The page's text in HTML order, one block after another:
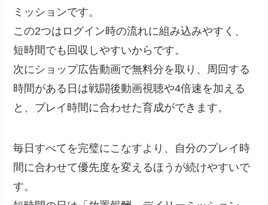
ミッションです。
この2つはログイン時の流れに組み込みやすく、
短時間でも回収しやすいからです。
次にショップ広告動画で無料分を取り、周回する
時間がある日は戦闘後動画視聴や4倍速を加える
と、プレイ時間に合わせた育成ができます。
毎日すべてを完璧にこなすより、自分のプレイ時
間に合わせて優先度を変えるほうが続けやすいで
す。